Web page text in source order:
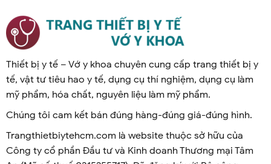
Thiết bị y tế – Vớ y khoa chuyên cung cấp trang thiết bị y
tế, vật tư tiêu hao y tế, dụng cụ thí nghiệm, dụng cụ làm
mỹ phẩm, hóa chất, nguyên liệu làm mỹ phẩm.
Chúng tôi cam kết bán đúng hàng-đúng giá-đúng hình.
Trangthietbiytehcm.com là website thuộc sở hữu của
Công ty cổ phần Đầu tư và Kinh doanh Thương mại Tâm